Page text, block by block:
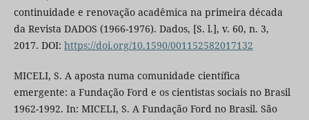
continuidade e renovação acadêmica na primeira década
da Revista DADOS (1966-1976). Dados, [S. l.], v. 60, n. 3,
2017. DOI: https://doi.org/10.1590/001152582017132
MICELI, S. A aposta numa comunidade científica
emergente: a Fundação Ford e os cientistas sociais no Brasil
1962-1992. In: MICELI, S. A Fundação Ford no Brasil. São